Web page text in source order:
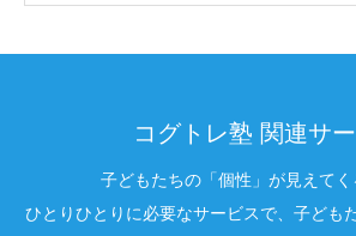
コグトレ塾 関連サ
子どもたちの「個性」が見えてく
ひとりひとりに必要なサービスで、子ども